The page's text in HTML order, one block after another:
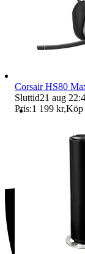
Ersättning
Corsair HS80
Sluttid21 aug
Pris:1 199 kr,Köp